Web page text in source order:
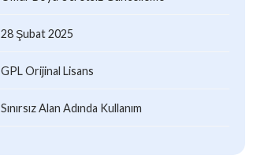
28 Şubat 2025
GPL Orijinal Lisans
Sınırsız Alan Adında Kullanım